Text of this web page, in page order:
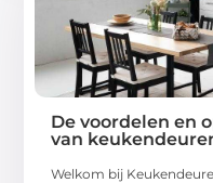
De voordelen en
van
Welkom bij